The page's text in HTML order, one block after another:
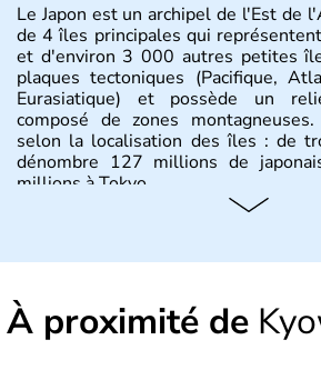
Le Japon est un archipel de l'Est de
de 4 îles principales qui
et d'environ 3 000 autres petites
plaques tectoniques (Pacifique,
Eurasiatique) et possède un
composé de zones
selon la localisation des îles : de
dénombre 127 millions de
millions à Tokyo.
Il semblerait que le Japon ait été
XVIème siècle que le pays
commerçants européens, pour
À proximité de